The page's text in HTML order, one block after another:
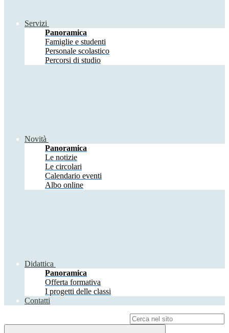
Servizi
Panoramica
Famiglie e studenti
Personale scolastico
Percorsi di studio
Novità
Panoramica
Le notizie
Le circolari
Calendario eventi
Albo online
Didattica
Panoramica
Offerta formativa
I progetti delle classi
Contatti